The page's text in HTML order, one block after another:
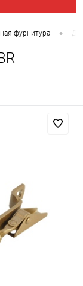
фурнитура •